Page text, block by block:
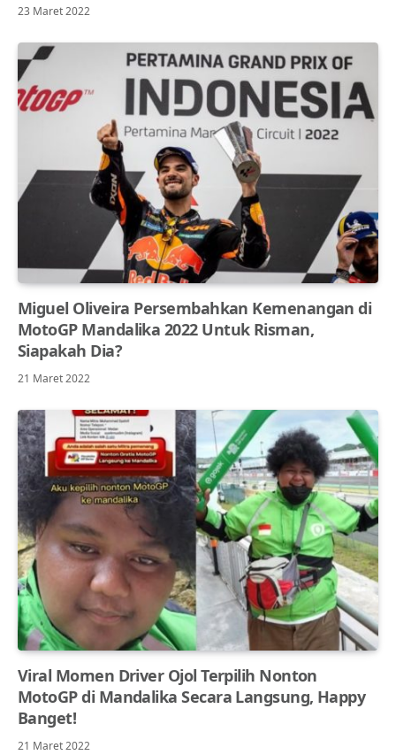
23 Maret 2022
Miguel Oliveira Persembahkan Kemenangan di
MotoGP Mandalika 2022 Untuk Risman,
Siapakah Dia?
21 Maret 2022
Viral Momen Driver Ojol Terpilih Nonton
MotoGP di Mandalika Secara Langsung, Happy
Banget!
21 Maret 2022